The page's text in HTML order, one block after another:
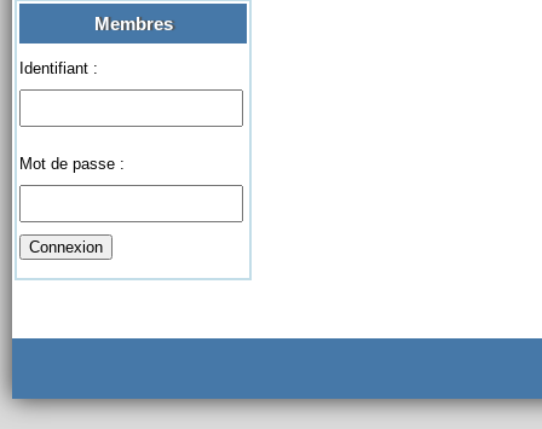
Membres
Identifiant :
Mot de passe :